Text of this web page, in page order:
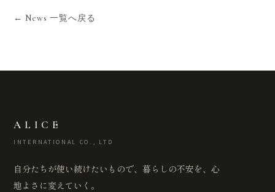
← News 一覧へ戻る
ALICE
INTERNATIONAL CO., LTD
自分たちが使い続けたいもので、暮らしの不安を、心
地よさに変えていく。